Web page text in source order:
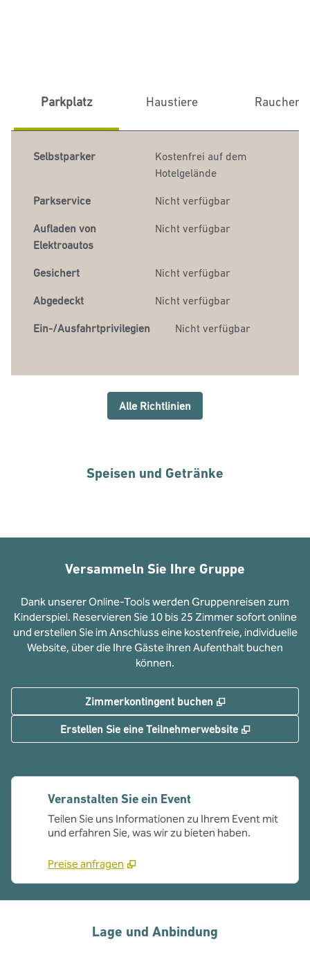
Parkplatz Haustiere Raucher
Selbstparker
Kostenfrei auf dem
Hotelgelände
Parkservice Nicht verfügbar
Aufladen von
Elektroautos
Nicht verfügbar
Gesichert Nicht verfügbar
Abgedeckt Nicht verfügbar
Ein-/Ausfahrtprivilegien Nicht verfügbar
Alle Richtlinien
Speisen und Getränke
Versammeln Sie Ihre Gruppe
Dank unserer Online-Tools werden Gruppenreisen zum
Kinderspiel. Reservieren Sie 10 bis 25 Zimmer sofort online
und erstellen Sie im Anschluss eine kostenfreie, individuelle
Website, über die Ihre Gäste ihren Aufenthalt buchen
können.
Zimmerkontingent buchen ,
Erstellen Sie eine Teilnehmerwebsite ,
Veranstalten Sie ein Event
Teilen Sie uns Informationen zu Ihrem Event mit
und erfahren Sie, was wir zu bieten haben.
Preise anfragen
Lage und Anbindung